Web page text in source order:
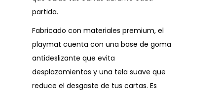
partida.
Fabricado con materiales premium, el
playmat cuenta con una base de goma
antideslizante que evita
desplazamientos y una tela suave que
reduce el desgaste de tus cartas. Es